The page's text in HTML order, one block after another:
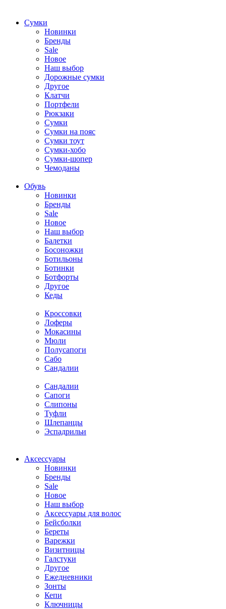
Cумки
Новинки
Бренды
Sale
Новое
Наш выбор
Дорожные сумки
Другое
Клатчи
Портфели
Рюкзаки
Сумки
Сумки на пояс
Сумки тоут
Сумки-хобо
Сумки-шопер
Чемоданы
Обувь
Новинки
Бренды
Sale
Новое
Наш выбор
Балетки
Босоножки
Ботильоны
Ботинки
Ботфорты
Другое
Кеды
Кроссовки
Лоферы
Мокасины
Мюли
Полусапоги
Сабо
Сандалии
Сандалии
Сапоги
Слипоны
Туфли
Шлепанцы
Эспадрильи
Аксессуары
Новинки
Бренды
Sale
Новое
Наш выбор
Аксессуары для волос
Бейсболки
Береты
Варежки
Визитницы
Галстуки
Другое
Ежедневники
Зонты
Кепи
Ключницы